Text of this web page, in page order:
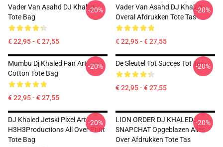
Vader Van Asahd DJ Khaled
Tote Bag
€ 22,95 - € 27,55
-20%
Vader Van Asahd DJ Khaled
Overal Afdrukken Tote Tas
€ 22,95 - € 27,55
-20%
Mumbu Dj Khaled Fan Art
Cotton Tote Bag
€ 22,95 - € 27,55
-20% De Sleutel Tot Succes Tot Tas
€ 22,95 - € 27,55
-20%
DJ Khaled Jetski Pixel Art
H3H3Productions All Over Print
Tote Bag
-20%
LION ORDER DJ KHALED
SNAPCHAT Opgeblazen Alles
Over Afdrukken Tote Tas
-20%